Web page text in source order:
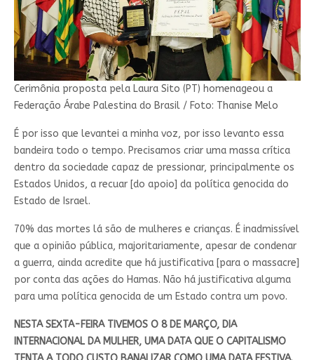
Cerimônia proposta pela Laura Sito (PT) homenageou a
Federação Árabe Palestina do Brasil / Foto: Thanise Melo
É por isso que levantei a minha voz, por isso levanto essa
bandeira todo o tempo. Precisamos criar uma massa crítica
dentro da sociedade capaz de pressionar, principalmente os
Estados Unidos, a recuar [do apoio] da política genocida do
Estado de Israel.
70% das mortes lá são de mulheres e crianças. É inadmissível
que a opinião pública, majoritariamente, apesar de condenar
a guerra, ainda acredite que há justificativa [para o massacre]
por conta das ações do Hamas. Não há justificativa alguma
para uma política genocida de um Estado contra um povo.
NESTA SEXTA-FEIRA TIVEMOS O 8 DE MARÇO, DIA
INTERNACIONAL DA MULHER, UMA DATA QUE O CAPITALISMO